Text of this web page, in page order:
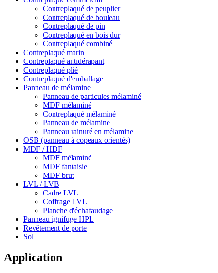
Contreplaqué de peuplier
Contreplaqué de bouleau
Contreplaqué de pin
Contreplaqué en bois dur
Contreplaqué combiné
Contreplaqué marin
Contreplaqué antidérapant
Contreplaqué plié
Contreplaqué d'emballage
Panneau de mélamine
Panneau de particules mélaminé
MDF mélaminé
Contreplaqué mélaminé
Panneau de mélamine
Panneau rainuré en mélamine
OSB (panneau à copeaux orientés)
MDF / HDF
MDF mélaminé
MDF fantaisie
MDF brut
LVL / LVB
Cadre LVL
Coffrage LVL
Planche d'échafaudage
Panneau ignifuge HPL
Revêtement de porte
Sol
Application